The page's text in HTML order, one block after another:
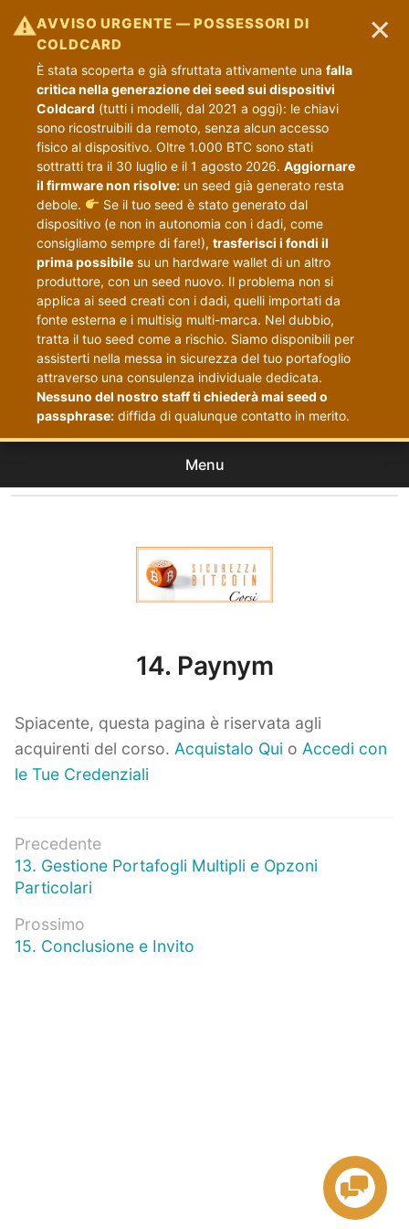
⚠AVVISO URGENTE — POSSESSORI DI
COLDCARD
È stata scoperta e già sfruttata attivamente una falla
critica nella generazione dei seed sui dispositivi
Coldcard (tutti i modelli, dal 2021 a oggi): le chiavi
sono ricostruibili da remoto, senza alcun accesso
fisico al dispositivo. Oltre 1.000 BTC sono stati
sottratti tra il 30 luglio e il 1 agosto 2026. Aggiornare
il firmware non risolve: un seed già generato resta
debole.
Se il tuo seed è stato generato dal
dispositivo (e non in autonomia con i dadi, come
consigliamo sempre di fare!), trasferisci i fondi il
prima possibile su un hardware wallet di un altro
produttore, con un seed nuovo. Il problema non si
applica ai seed creati con i dadi, quelli importati da
fonte esterna e i multisig multi-marca. Nel dubbio,
tratta il tuo seed come a rischio. Siamo disponibili per
assisterti nella messa in sicurezza del tuo portafoglio
attraverso una consulenza individuale dedicata.
Nessuno del nostro staff ti chiederà mai seed o
passphrase: diffida di qualunque contatto in merito.
×
Menu
14. Paynym
Spiacente, questa pagina è riservata agli
acquirenti del corso. Acquistalo Qui o Accedi con
le Tue Credenziali
Navigazione
articoli
Precedente
Articolo
precedente:
13. Gestione Portafogli Multipli e Opzoni
Particolari
Prossimo
Prossimo
15. Conclusione e Invito